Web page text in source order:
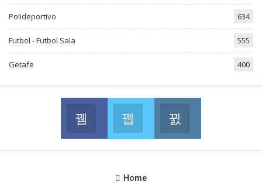
Polideportivo 634
Futbol - Futbol Sala 555
Getafe 400
Facebook
Join us on Facebook
Twitter
Join us on Twitter
Home